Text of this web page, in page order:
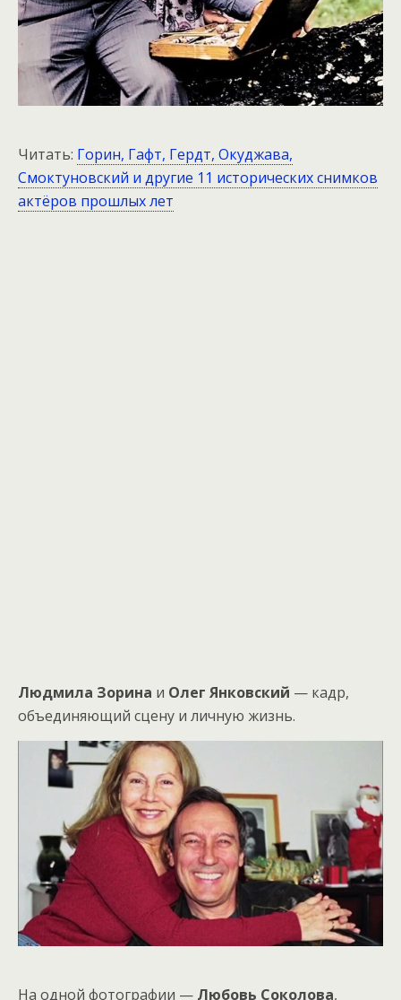
Читать: Горин, Гафт, Гердт, Окуджава,
Смоктуновский и другие 11 исторических снимков
актёров прошлых лет
Людмила Зорина и Олег Янковский — кадр,
объединяющий сцену и личную жизнь.
На одной фотографии — Любовь Соколова,